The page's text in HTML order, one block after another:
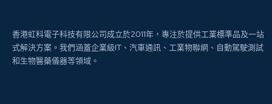
香港虹科電子科技有限公司成立於2011年，專注於提供工業標準品及一站
式解決方案。我們涵蓋企業級IT、汽車通訊、工業物聯網、自動駕駛測試
和生物醫藥儀器等領域。